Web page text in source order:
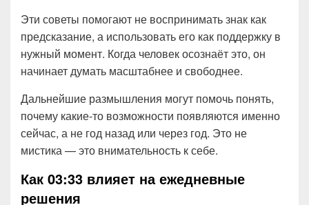
Эти советы помогают не воспринимать знак как
предсказание, а использовать его как поддержку в
нужный момент. Когда человек осознаёт это, он
начинает думать масштабнее и свободнее.
Дальнейшие размышления могут помочь понять,
почему какие-то возможности появляются именно
сейчас, а не год назад или через год. Это не
мистика — это внимательность к себе.
Как 03:33 влияет на ежедневные
решения